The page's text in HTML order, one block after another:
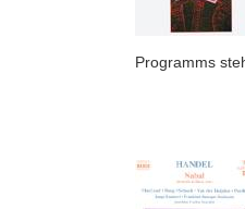
Programms